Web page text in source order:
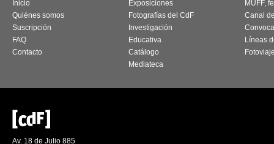
Inicio
Quiénes somos
Suscripción
FAQ
Contacto
Exposiciones
Fotografías del CdF
Investigación
Educativa
Catálogo
Mediateca
MUFF,
Canal
Líneas
Av. 18 de Julio 885